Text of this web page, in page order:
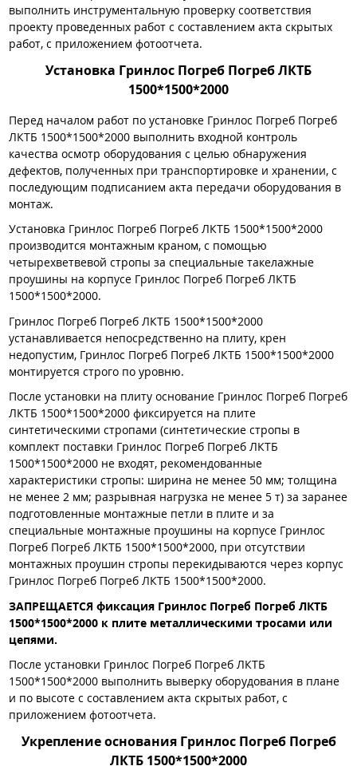
выполнить инструментальную проверку соответствия
проекту проведенных работ с составлением акта скрытых
работ, с приложением фотоотчета.
Установка Гринлос Погреб Погреб ЛКТБ
1500*1500*2000
Перед началом работ по установке Гринлос Погреб Погреб
ЛКТБ 1500*1500*2000 выполнить входной контроль
качества осмотр оборудования с целью обнаружения
дефектов, полученных при транспортировке и хранении, с
последующим подписанием акта передачи оборудования в
монтаж.
Установка Гринлос Погреб Погреб ЛКТБ 1500*1500*2000
производится монтажным краном, с помощью
четырехветвевой стропы за специальные такелажные
проушины на корпусе Гринлос Погреб Погреб ЛКТБ
1500*1500*2000.
Гринлос Погреб Погреб ЛКТБ 1500*1500*2000
устанавливается непосредственно на плиту, крен
недопустим, Гринлос Погреб Погреб ЛКТБ 1500*1500*2000
монтируется строго по уровню.
После установки на плиту основание Гринлос Погреб Погреб
ЛКТБ 1500*1500*2000 фиксируется на плите
синтетическими стропами (синтетические стропы в
комплект поставки Гринлос Погреб Погреб ЛКТБ
1500*1500*2000 не входят, рекомендованные
характеристики стропы: ширина не менее 50 мм; толщина
не менее 2 мм; разрывная нагрузка не менее 5 т) за заранее
подготовленные монтажные петли в плите и за
специальные монтажные проушины на корпусе Гринлос
Погреб Погреб ЛКТБ 1500*1500*2000, при отсутствии
монтажных проушин стропы перекидываются через корпус
Гринлос Погреб Погреб ЛКТБ 1500*1500*2000.
ЗАПРЕЩАЕТСЯ фиксация Гринлос Погреб Погреб ЛКТБ
1500*1500*2000 к плите металлическими тросами или
цепями.
После установки Гринлос Погреб Погреб ЛКТБ
1500*1500*2000 выполнить выверку оборудования в плане
и по высоте с составлением акта скрытых работ, с
приложением фотоотчета.
Укрепление основания Гринлос Погреб Погреб
ЛКТБ 1500*1500*2000